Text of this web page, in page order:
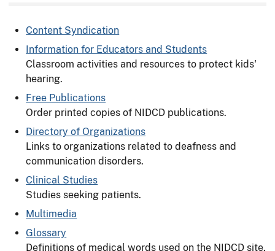
Content Syndication
Information for Educators and Students
Classroom activities and resources to protect kids'
hearing.
Free Publications
Order printed copies of NIDCD publications.
Directory of Organizations
Links to organizations related to deafness and
communication disorders.
Clinical Studies
Studies seeking patients.
Multimedia
Glossary
Definitions of medical words used on the NIDCD site.